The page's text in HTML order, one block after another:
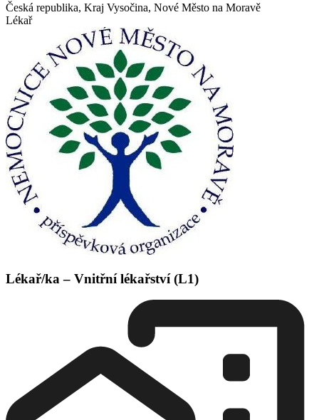
Česká republika, Kraj Vysočina, Nové Město na Moravě
Lékař
Lékař/ka – Vnitřní lékařství (L1)